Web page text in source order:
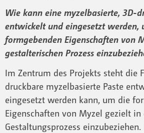
Wie kann eine myzelbasierte, 3D-
entwickelt und eingesetzt werden,
formgebenden Eigenschaften von
gestalterischen Prozess
Im Zentrum des Projekts steht die
druckbare myzelbasierte Paste
eingesetzt werden kann, um die
Eigenschaften von Myzel gezielt in
Gestaltungsprozess